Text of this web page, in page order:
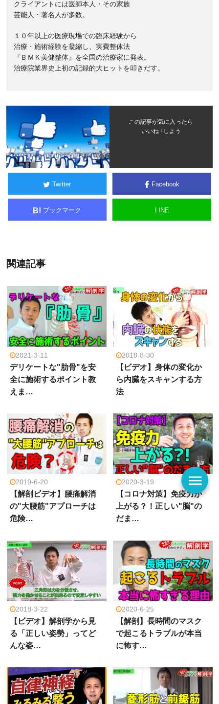
クライアントには医師本人・その家族
芸能人・著名人が多数。
１０年以上の医療現場での臨床経験から
治療・施術経験を凝縮し、実費整体法
『ＢＭＫ美健整体』を全国の治療家に発表。
治療院業界史上初の記録的大ヒットを叩きだす。
この記事が気に入ったら
いいね ! しよう
Twitter Facebook
B! ブックマーク LINE
関連記事
2021-3-11
デリケートな"肋骨"を安
全に施術するポイント教
えま…
2018-8-30
【ビデオ】身体の変化か
ら内臓をスキャンする方
法
2019-6-20
【解剖ビデオ】腰痛解消
の"大腰筋"アプローチは
危険…
2020-3-19
【コロナ対策】免疫力が
上がる？！正しい"脳"の
だま…
2018-3-22
【ビデオ】解剖学から見
る「正しい姿勢」ってど
んな姿…
2020-6-25
【解剖】長時間のマスク
で起こるトラブルが本当
に怖す…
menu